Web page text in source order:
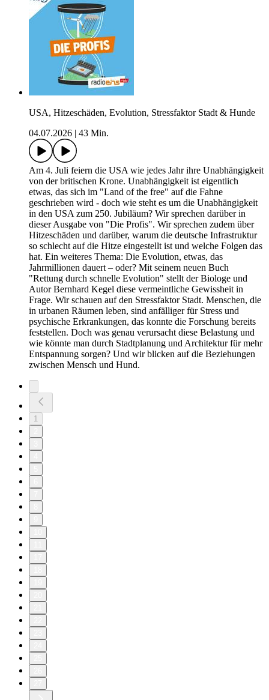
USA, Hitzeschäden, Evolution, Stressfaktor Stadt & Hunde
04.07.2026
43 Min.
Am 4. Juli feiern die USA wie jedes Jahr ihre Unabhängigkeit
von der britischen Krone. Unabhängigkeit ist eigentlich
etwas, das sich im "Land of the free" auf die Fahne
geschrieben wird - doch wie steht es um die Unabhängigkeit
in den USA zum 250. Jubiläum? Wir sprechen darüber in
dieser Ausgabe von "Die Profis". Wir sprechen zudem über
Hitzeschäden und darüber, warum die deutsche Infrastruktur
so schlecht auf die Hitze eingestellt ist und welche Folgen das
hat. Ein weiteres Thema: Die Evolution, etwas, das
Jahrmillionen dauert – oder? Mit seinem neuen Buch
"Rettung durch schnelle Evolution" stellt der Biologe und
Autor Bernhard Kegel diese vermeintliche Gewissheit in
Frage. Wir schauen auf den Stressfaktor Stadt. Menschen, die
in urbanen Räumen leben, sind anfälliger für Stress und
psychische Erkrankungen, das konnte die Forschung bereits
feststellen. Doch was genau verursacht diese Belastung und
wie könnte man durch Stadtplanung und Architektur für mehr
Entspannung sorgen? Und wir blicken auf die Beziehungen
zwischen Mensch und Hund.
1